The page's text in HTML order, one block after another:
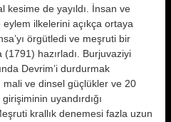
kesime de yayıldı. İnsan ve
eylem ilkelerini açıkça ortaya
örgütledi ve meşruti bir
hazırladı. Burjuvaziyi
Devrim’i durdurmak
mali ve dinsel güçlükler ve 20
uyandırdığı
krallık denemesi fazla uzun